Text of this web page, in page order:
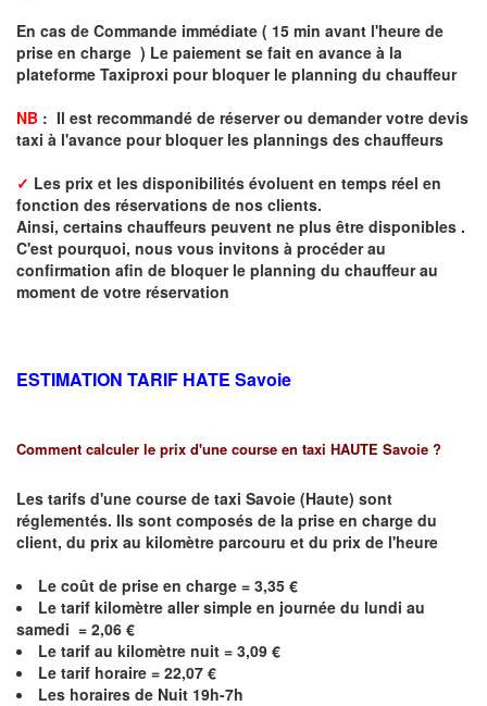
En cas de Commande immédiate ( 15 min avant l'heure de
prise en charge ) Le paiement se fait en avance à la
plateforme Taxiproxi pour bloquer le planning du chauffeur
NB : Il est recommandé de réserverou demandervotre devis
taxi à l'avance pour bloquer les plannings des chauffeurs
✓ Les prix et les disponibilités évoluent en temps réel en
fonction des réservations de nos clients.
Ainsi, certains chauffeurs peuvent ne plus être disponibles .
C'est pourquoi, nous vous invitons à procéder au
confirmation afin de bloquer le planning du chauffeur au
moment de votre réservation
ESTIMATION TARIF HATE Savoie
Comment calculer le prix d'une course en taxi HAUTE Savoie ?
Les tarifs d'une course de taxi Savoie (Haute) sont
réglementés. Ils sont composés de la prise en charge du
client, du prix au kilomètre parcouru et du prix de l'heure
Le coût de prise en charge = 3,35 €
Le tarif kilomètre aller simple en journée du lundi au
samedi = 2,06 €
Le tarif au kilomètre nuit = 3,09 €
Le tarif horaire = 22,07 €
Les horaires de Nuit 19h-7h